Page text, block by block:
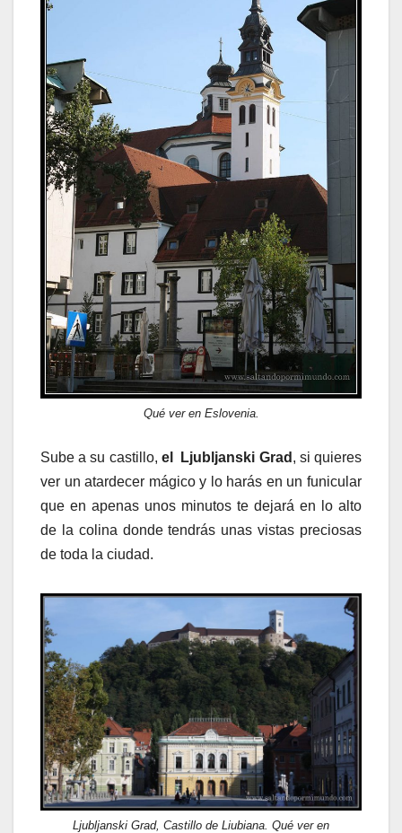
Qué ver en Eslovenia.
Sube a su castillo, el Ljubljanski Grad , si quieres
ver un atardecer mágico y lo harás en un funicular
que en apenas unos minutos te dejará en lo alto
de la colina donde tendrás unas vistas preciosas
de toda la ciudad.
Ljubljanski Grad, Castillo de Liubiana. Qué ver en